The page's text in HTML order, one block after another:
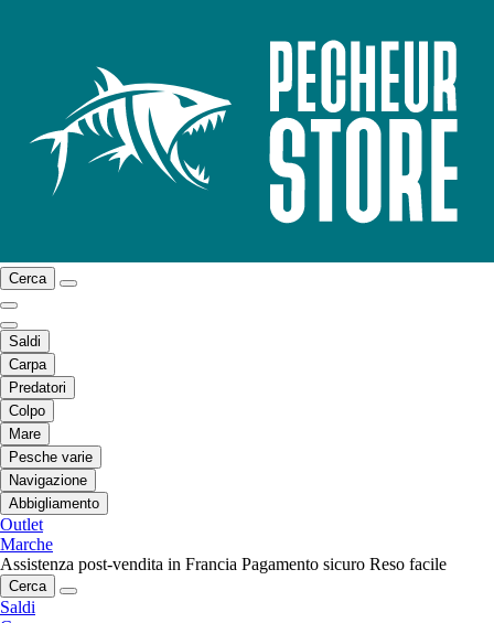
Cerca
Saldi
Carpa
Predatori
Colpo
Mare
Pesche varie
Navigazione
Abbigliamento
Outlet
Marche
Assistenza post-vendita in Francia Pagamento sicuro Reso facile
Cerca
Saldi